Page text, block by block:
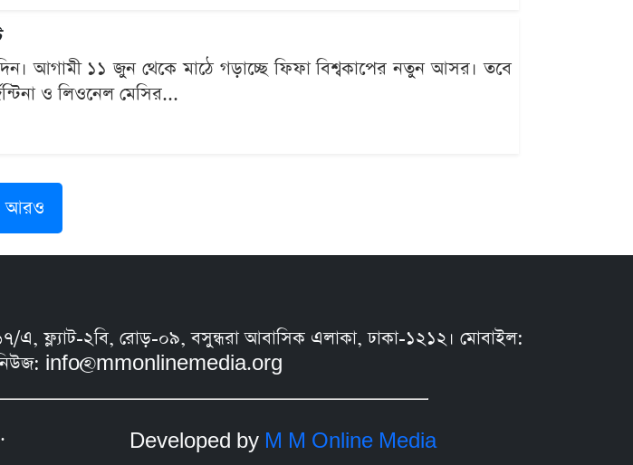
আগামী ১১ জুন থেকে মাঠে গড়াচ্ছে ফিফা বিশ্বকাপের নতুন আসর। তবে
ও লিওনেল মেসির...
আরও
এ, ফ্ল্যাট-২বি, রোড়-০৯, বসুন্ধরা আবাসিক এলাকা, ঢাকা-১২১২। মোবাইল:
info@mmonlinemedia.org
Developed by M M Online Media